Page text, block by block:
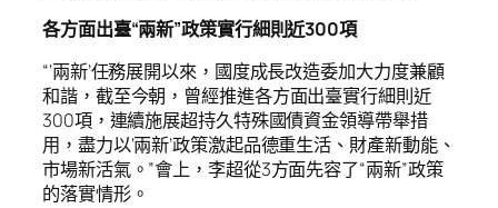
各方面出臺“兩新”政策實行細則近300項
“‘兩新’任務展開以來，國度成長改造委加大力度兼顧
和諧，截至今朝，曾經推進各方面出臺實行細則近
300項，連續施展超持久特殊國債資金領導帶舉措
用，盡力以‘兩新’政策激起品德重生活、財產新動能、
市場新活氣。”會上，李超從3方面先容了“兩新”政策
的落實情形。